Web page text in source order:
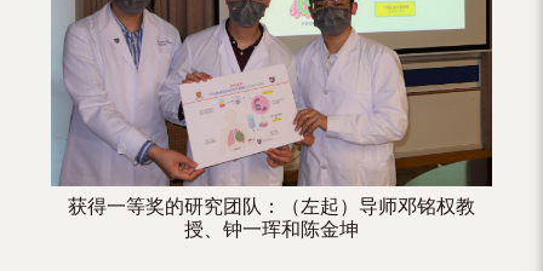
获得一等奖的研究团队：（左起）导师邓铭权教
授、钟一珲和陈金坤